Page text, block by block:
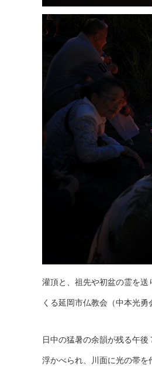
灌頂と、祖先や初盆の霊を
くる延岡市仏教会（中本光勇
日中の猛暑の余韻が残る午
浮かべられ、川面に光の帯を